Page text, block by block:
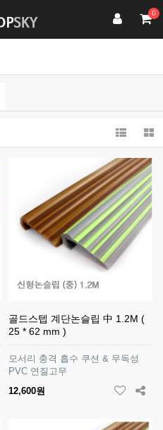
0
골드스텝 계단논슬립 中 1.2M (
25 * 62 mm )
모서리 충격 흡수 쿠션 & 무독성
PVC 연질고무
12,600원